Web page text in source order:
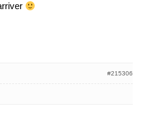
#215306